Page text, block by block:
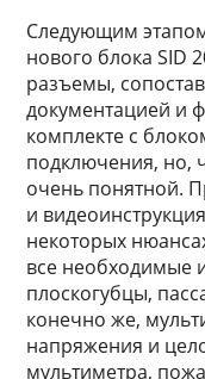
Следующим
нового блока SID
разъемы,
документацией и
комплекте с
подключения, но,
очень понятной.
и
некоторых
все необходимые
плоскогубцы,
конечно же,
напряжения и
мультиметра,